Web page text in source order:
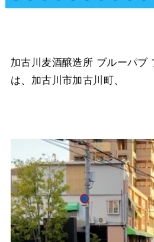
加古川麦酒醸造所 ブルーパブ
は、加古川市加古川町、